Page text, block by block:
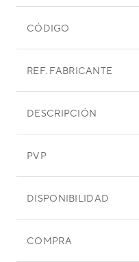
CÓDIGO
REF. FABRICANTE
DESCRIPCIÓN
PVP
DISPONIBILIDAD
COMPRA